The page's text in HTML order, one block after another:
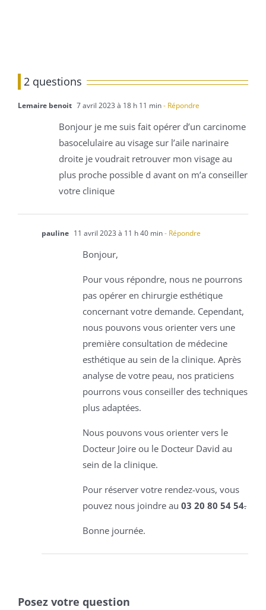
2 questions
Lemaire benoit 7 avril 2023 à 18 h 11 min- Répondre
Bonjour je me suis fait opérer d’un carcinome
basocelulaire au visage sur l’aile narinaire
droite je voudrait retrouver mon visage au
plus proche possible d avant on m’a conseiller
votre clinique
pauline 11 avril 2023 à 11 h 40 min- Répondre
Bonjour,
Pour vous répondre, nous ne pourrons
pas opérer en chirurgie esthétique
concernant votre demande. Cependant,
nous pouvons vous orienter vers une
première consultation de médecine
esthétique au sein de la clinique. Après
analyse de votre peau, nos praticiens
pourrons vous conseiller des techniques
plus adaptées.
Nous pouvons vous orienter vers le
Docteur Joire ou le Docteur David au
sein de la clinique.
Pour réserver votre rendez-vous, vous
pouvez nous joindre au 03 20 80 54 54.
Bonne journée.
Posez votre question